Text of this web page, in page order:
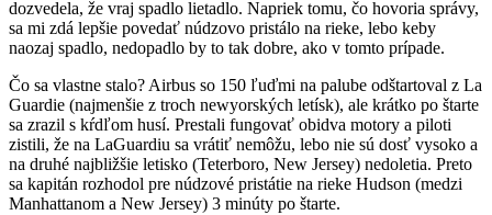
dozvedela, že vraj spadlo lietadlo. Napriek tomu, čo hovoria správy,
sa mi zdá lepšie povedať núdzovo pristálo na rieke, lebo keby
naozaj spadlo, nedopadlo by to tak dobre, ako v tomto prípade.
Čo sa vlastne stalo? Airbus so 150 ľuďmi na palube odštartoval z La
Guardie (najmenšie z troch newyorských letísk), ale krátko po štarte
sa zrazil s kŕdľom husí. Prestali fungovať obidva motory a piloti
zistili, že na LaGuardiu sa vrátiť nemôžu, lebo nie sú dosť vysoko a
na druhé najbližšie letisko (Teterboro, New Jersey) nedoletia. Preto
sa kapitán rozhodol pre núdzové pristátie na rieke Hudson (medzi
Manhattanom a New Jersey) 3 minúty po štarte.